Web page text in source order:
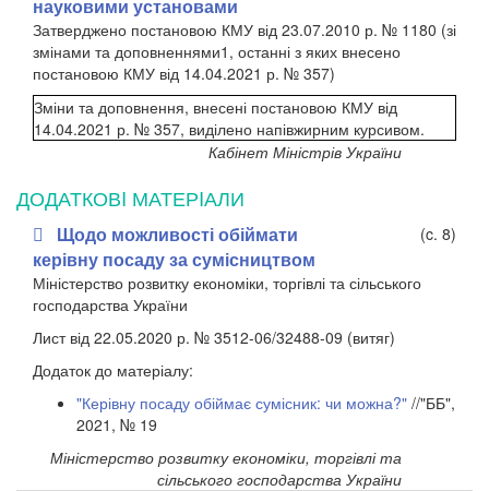
науковими установами
Затверджено постановою КМУ від 23.07.2010 р. № 1180 (зі
змінами та доповненнями1 , останні з яких внесено
постановою КМУ від 14.04.2021 р. № 357)
Зміни та доповнення, внесені постановою КМУ від
14.04.2021 р. № 357, виділено напівжирним курсивом.
Кабінет Міністрів України
ДОДАТКОВI МАТЕРIАЛИ
Щодо можливості обіймати
керівну посаду за сумісництвом
(c. 8)
Міністерство розвитку економіки, торгівлі та сільського
господарства України
Лист від 22.05.2020 р. № 3512-06/32488-09 (витяг)
Додаток до матеріалу:
"Керівну посаду обіймає сумісник: чи можна?" //"ББ",
2021, № 19
Міністерство розвитку економіки, торгівлі та
сільського господарства України